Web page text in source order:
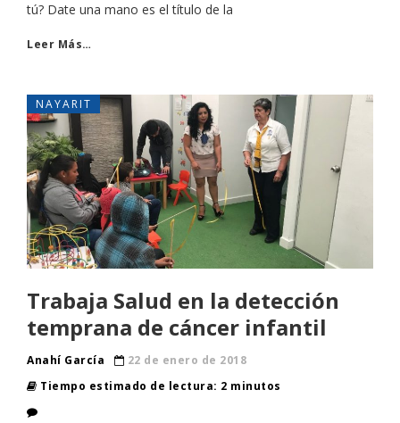
tú? Date una mano es el título de la
Leer Más…
NAYARIT
Trabaja Salud en la detección
temprana de cáncer infantil
Anahí García
22 de enero de 2018
Tiempo estimado de lectura: 2 minutos